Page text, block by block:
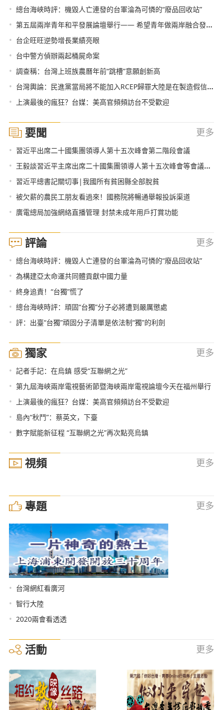
• 總台海峽時評：機毀人亡連發的台軍淪為可憐的“廢品回收站”
• 第五屆兩岸青年和平發展論壇舉行—— 希望青年做兩岸融合發展的踐行者
• 台企旺旺逆勢增長業績亮眼
• 台中警方偵辦兩起桶屍命案
• 調查稱：台灣上班族農曆年前“跳槽”意願創新高
• 台灣輿論：民進黨當局將不能加入RCEP歸罪大陸是在製造假信息帶風向
• 上演最後的瘋狂？台媒：美高官頻頻訪台不受歡迎
要聞 更多
• 習近平出席二十國集團領導人第十五次峰會第二階段會議
• 王毅談習近平主席出席二十國集團領導人第十五次峰會等會議成果
• 習近平總書記關切事|我國所有貧困縣全部脫貧
• 被欠薪的農民工朋友看過來！國務院將暢通舉報投訴渠道
• 廣電總局加強網絡直播管理 封禁未成年用戶打賞功能
評論 更多
• 總台海峽時評：機毀人亡連發的台軍淪為可憐的“廢品回收站”
• 為構建亞太命運共同體貢獻中國力量
• 終身追責！“台獨”慌了
• 總台海峽時評：頑固“台獨”分子必將遭到嚴厲懲處
• 評：出臺“台獨”頑固分子清單是依法制“獨”的利劍
獨家 更多
• 記者手記：在烏鎮 感受“互聯網之光”
• 第九屆海峽兩岸電視藝術節暨海峽兩岸電視論壇今天在福州舉行
• 上演最後的瘋狂？台媒：美高官頻頻訪台不受歡迎
• 島內“秋鬥”：蔡英文，下臺
• 數字賦能新征程 “互聯網之光”再次點亮烏鎮
視頻 更多
專題 更多
• 台灣網紅看廣河
• 智行大陸
• 2020兩會看透透
活動 更多